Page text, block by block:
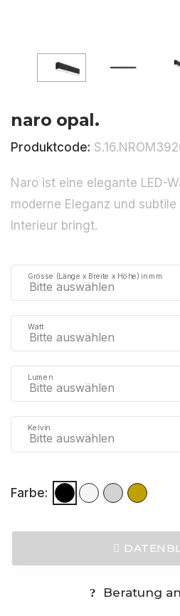
naro opal.
Produktcode:
Naro ist eine elegante LED-
moderne Eleganz und
Interieur bringt.
Grösse (Länge x Breite x Höhe) in mm
Watt
Lumen
Kelvin
Farbe:
Beratung